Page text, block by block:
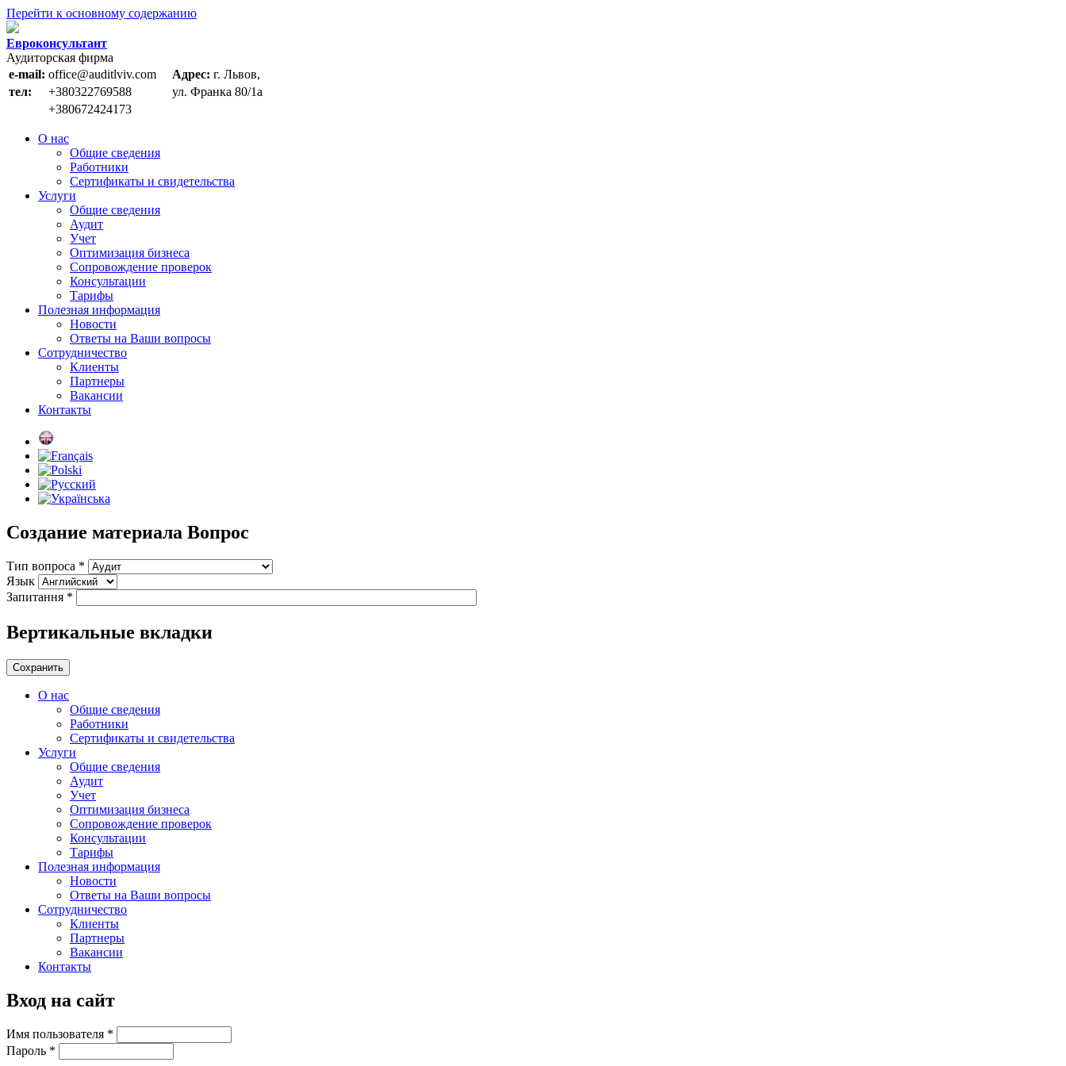
Перейти к основному содержанию
Евроконсультант
Аудиторская фирма
e-mail: office@auditlviv.com Адрес: г. Львов,
тел:
+380322769588
ул. Франка 80/1а
+380672424173
О нас
Общие сведения
Работники
Сертификаты и свидетельства
Услуги
Общие сведения
Аудит
Учет
Оптимизация бизнеса
Сопровождение проверок
Консультации
Тарифы
Полезная информация
Новости
Ответы на Ваши вопросы
Сотрудничество
Клиенты
Партнеры
Вакансии
Контакты
Создание материала Вопрос
Тип вопроса *
Язык
Запитання *
Вертикальные вкладки
О нас
Общие сведения
Работники
Сертификаты и свидетельства
Услуги
Общие сведения
Аудит
Учет
Оптимизация бизнеса
Сопровождение проверок
Консультации
Тарифы
Полезная информация
Новости
Ответы на Ваши вопросы
Сотрудничество
Клиенты
Партнеры
Вакансии
Контакты
Вход на сайт
Имя пользователя *
Пароль *